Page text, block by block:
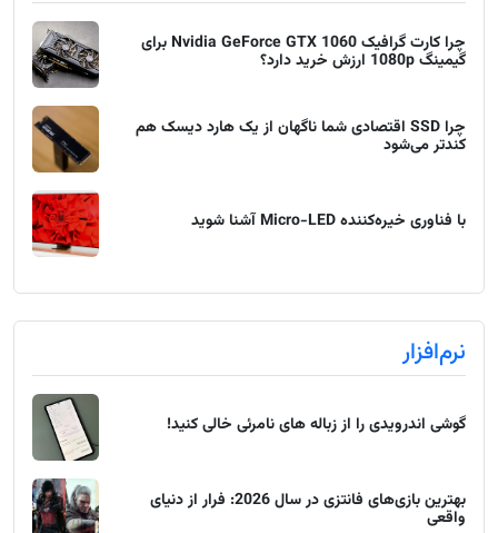
چرا کارت گرافیک Nvidia GeForce GTX 1060 برای
گیمینگ 1080p ارزش خرید دارد؟
چرا SSD اقتصادی شما ناگهان از یک هارد دیسک هم
کندتر می‌شود
با فناوری خیره‌کننده Micro-LED آشنا شوید
نرم‌افزار
گوشی اندرویدی را از زباله های نامرئی خالی کنید!
بهترین بازی‌های فانتزی در سال 2026: فرار از دنیای
واقعی